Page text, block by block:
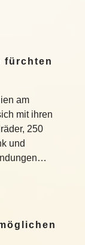
fürchten
am
mit ihren
250
und